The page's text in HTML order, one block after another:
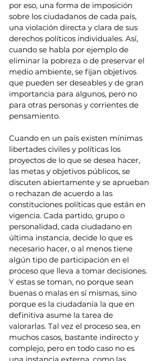
por eso, una forma de imposición
sobre los ciudadanos de cada país,
una violación directa y clara de sus
derechos políticos individuales. Así,
cuando se habla por ejemplo de
eliminar la pobreza o de preservar el
medio ambiente, se fijan objetivos
que pueden ser deseables y de gran
importancia para algunos, pero no
para otras personas y corrientes de
pensamiento.
Cuando en un país existen mínimas
libertades civiles y políticas los
proyectos de lo que se desea hacer,
las metas y objetivos públicos, se
discuten abiertamente y se aprueban
o rechazan de acuerdo a las
constituciones políticas que están en
vigencia. Cada partido, grupo o
personalidad, cada ciudadano en
última instancia, decide lo que es
necesario hacer, o al menos tiene
algún tipo de participación en el
proceso que lleva a tomar decisiones.
Y estas se toman, no porque sean
buenas o malas en sí mismas, sino
porque es la ciudadanía la que en
definitiva asume la tarea de
valorarlas. Tal vez el proceso sea, en
muchos casos, bastante indirecto y
complejo, pero en todo caso no es